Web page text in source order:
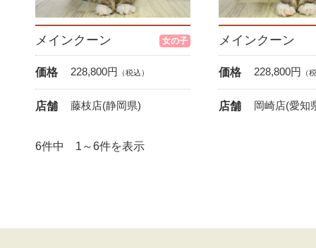
メインクーン 女の子
価格 228,800円 （税込）
店舗 藤枝店(静岡県)
メインクーン
価格 228,800円 （
店舗 岡崎店(愛知
6件中 1～6件を表示